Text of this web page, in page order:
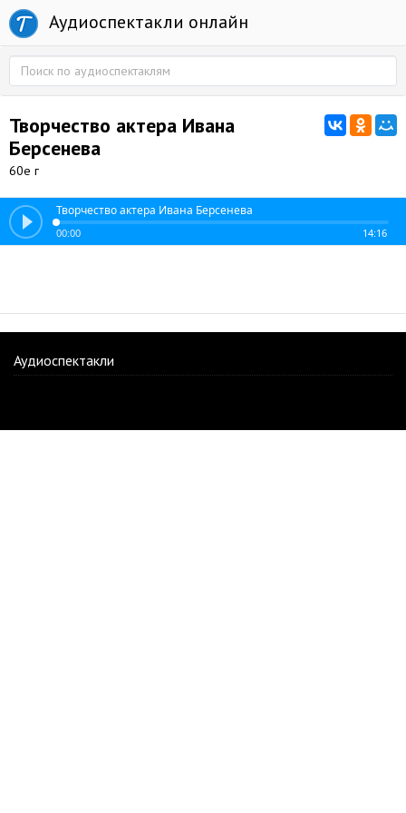
Аудиоспектакли онлайн
Творчество актера Ивана
Берсенева
60е г
Творчество актера Ивана Берсенева
00:00 14:16
Аудиоспектакли